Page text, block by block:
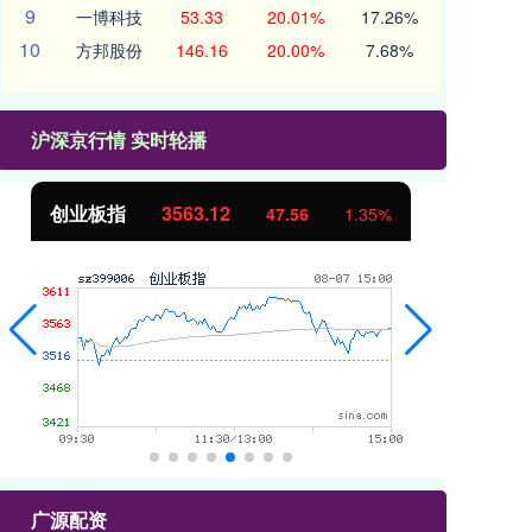
9 一博科技 53.33 20.01% 17.26%
10 方邦股份 146.16 20.00% 7.68%
沪深京行情 实时轮播
创业板指 3563.12 47.56 1.35%
广源配资